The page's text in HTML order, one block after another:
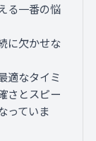
る一番の悩
に欠かせな
適なタイミ
さとスピー
っていま